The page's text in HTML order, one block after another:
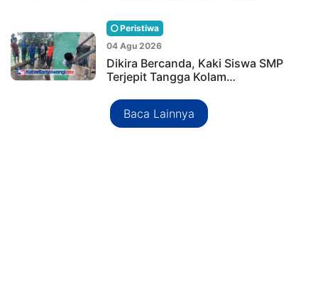
Peristiwa
04 Agu 2026
Dikira Bercanda, Kaki Siswa SMP
Terjepit Tangga Kolam…
Baca Lainnya